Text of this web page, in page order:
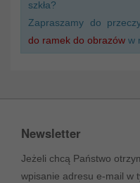
szkła?
Zapraszamy do
do ramek do obrazów w
Newsletter
Jeżeli chcą Państwo
wpisanie adresu e-mail w